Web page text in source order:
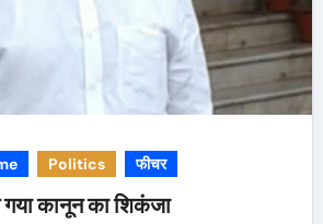
Politics फीचर
कानून का शिकंजा